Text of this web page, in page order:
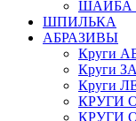
ШАЙБА
ШПИЛЬКА
АБРАЗИВЫ
Круги
Круги
Круги
КРУГИ
КРУГИ